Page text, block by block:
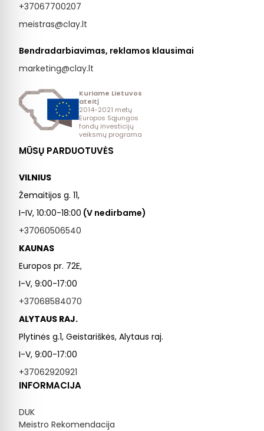
+37067700207
meistras@clay.lt
Bendradarbiavimas, reklamos klausimai
marketing@clay.lt
Kuriame Lietuvos
ateitį
2014-2021 metų
Europos Sąjungos
fondų investicijų
veiksmų programa
MŪSŲ PARDUOTUVĖS
VILNIUS
Žemaitijos g. 11,
I-IV, 10:00-18:00 (V nedirbame)
+37060506540
KAUNAS
Europos pr. 72E,
I-V, 9:00-17:00
+37068584070
ALYTAUS RAJ.
Plytinės g.1, Geistariškės, Alytaus raj.
I-V, 9:00-17:00
+37062920921
INFORMACIJA
DUK
Meistro Rekomendacija